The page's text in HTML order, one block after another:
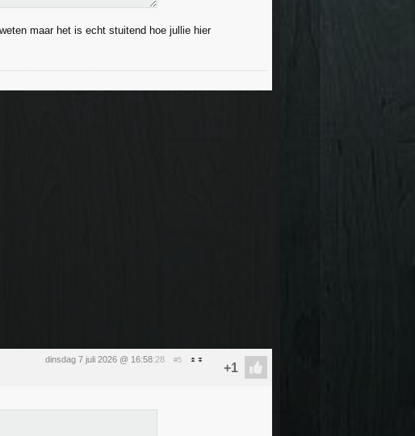
maar het is echt stuitend hoe jullie hier
dinsdag 7 juli 2026 @ 16:58:28 #5